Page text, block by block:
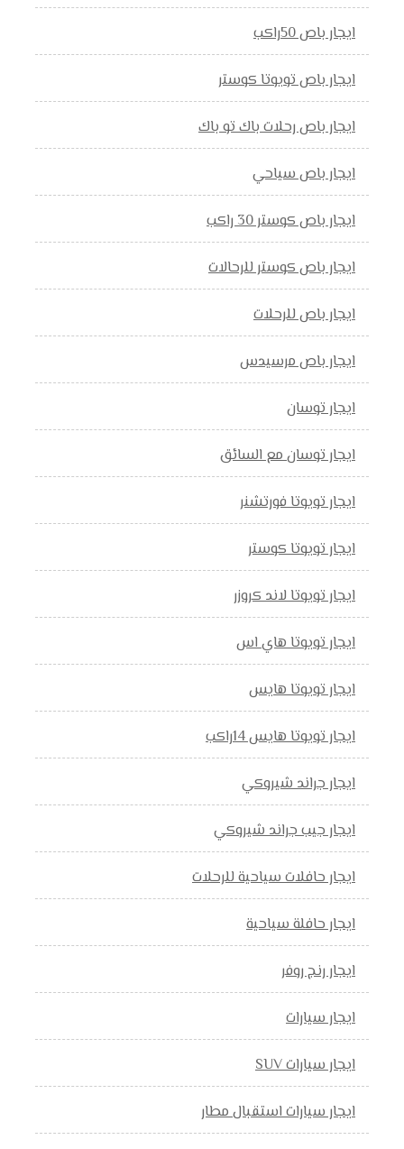
ايجار باص 50راكب
ايجار باص تويوتا كوستر
ايجار باص رحلات باك تو باك
ايجار باص سياحي
ايجار باص كوستر 30 راكب
ايجار باص كوستر للرحالات
ايجار باص للرحلات
ايجار باص مرسيدس
ايجار توسان
ايجار توسان مع السائق
ايجار تويوتا فورتشنر
ايجار تويوتا كوستر
ايجار تويوتا لاند كروزر
ايجار تويوتا هاي اس
ايجار تويوتا هايس
ايجار تويوتا هايس 14راكب
ايجار جراند شيروكي
ايجار جيب جراند شيروكي
ايجار حافلات سياحية للرحلات
ايجار حافلة سياحية
ايجار رنج روفر
ايجار سيارات
ايجار سيارات SUV
ايجار سيارات استقبال مطار